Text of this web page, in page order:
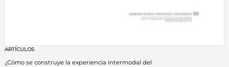
ARTÍCULOS
¿Cómo se construye la experiencia intermodal del